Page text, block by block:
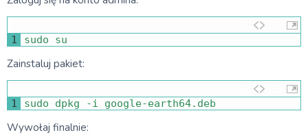
1 sudo su
Zainstaluj pakiet:
1 sudo dpkg -i google-earth64. deb
Wywołaj finalnie: